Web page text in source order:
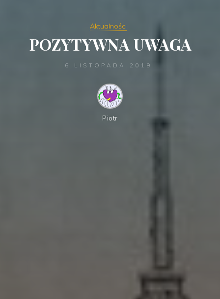
Aktualności
POZYTYWNA UWAGA
6 LISTOPADA 2019
Piotr